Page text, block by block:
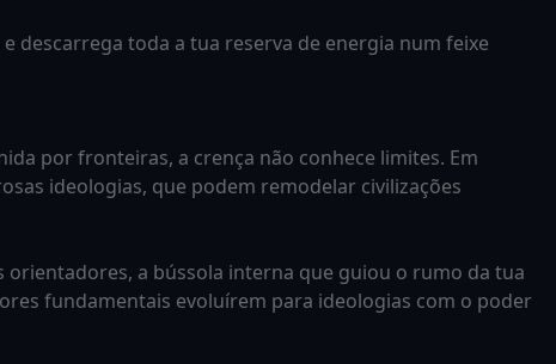
descarrega toda a tua reserva de energia num feixe
por fronteiras, a crença não conhece limites. Em
ideologias, que podem remodelar civilizações
a bússola interna que guiou o rumo da tua
fundamentais evoluírem para ideologias com o poder